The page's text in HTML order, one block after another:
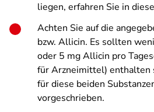
liegen, erfahren Sie in
Achten Sie auf die
bzw. Allicin. Es sollten
oder 5 mg Allicin pro
für Arzneimittel) enthalten
für diese beiden
vorgeschrieben.